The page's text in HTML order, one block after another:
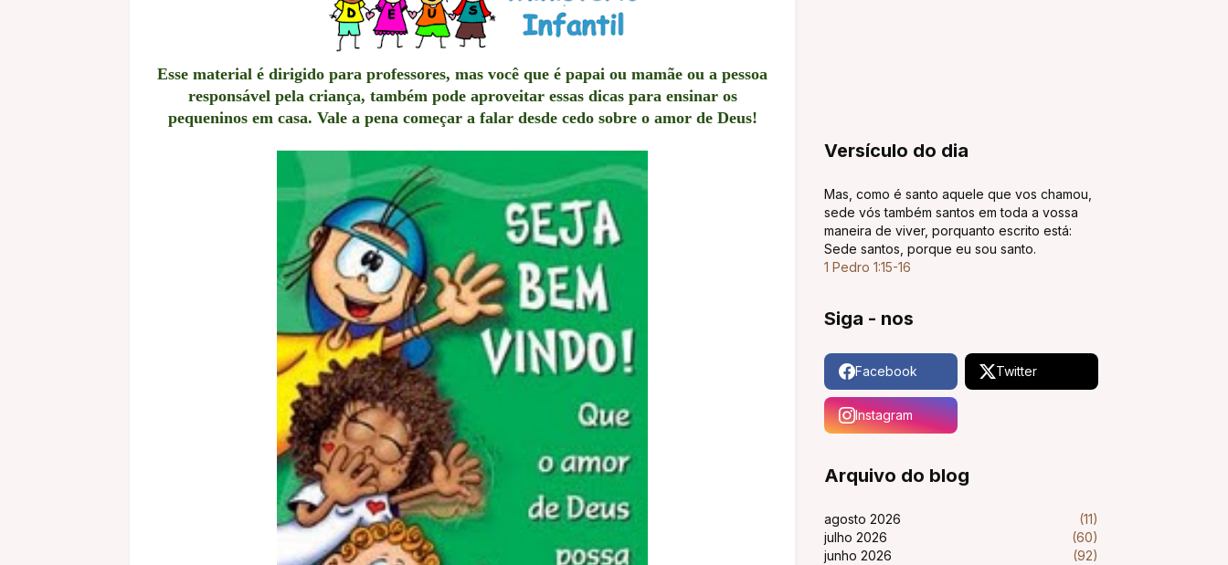
Esse material é dirigido para professores, mas você que é papai ou mamãe ou a pessoa
responsável pela criança, também pode aproveitar essas dicas para ensinar os
pequeninos em casa. Vale a pena começar a falar desde cedo sobre o amor de Deus!
Versículo do dia
Mas, como é santo aquele que vos chamou,
sede vós também santos em toda a vossa
maneira de viver, porquanto escrito está:
Sede santos, porque eu sou santo.
1 Pedro 1:15-16
Siga - nos
Facebook Twitter
Instagram
Arquivo do blog
agosto 2026
(11)
julho 2026
(60)
junho 2026
(92)